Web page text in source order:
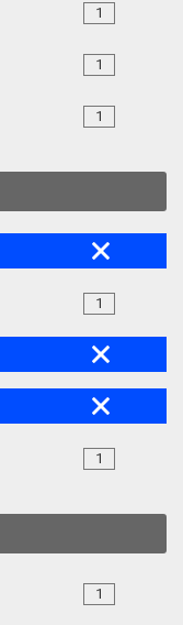
1
1
1
1
1
1